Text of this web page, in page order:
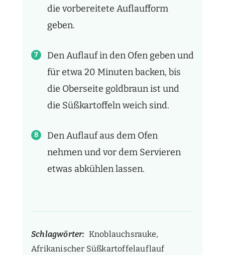
die vorbereitete Auflaufform
geben.
Den Auflauf in den Ofen geben und
für etwa 20 Minuten backen, bis
die Oberseite goldbraun ist und
die Süßkartoffeln weich sind.
Den Auflauf aus dem Ofen
nehmen und vor dem Servieren
etwas abkühlen lassen.
Schlagwörter: Knoblauchsrauke,
Afrikanischer Süßkartoffelauflauf